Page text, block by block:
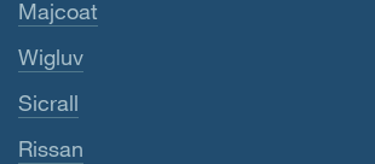
Majcoat
Wigluv
Sicrall
Rissan